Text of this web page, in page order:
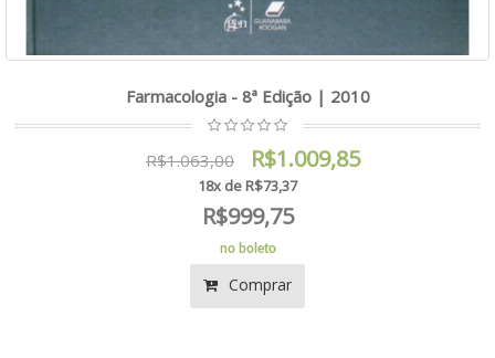
Farmacologia - 8ª Edição | 2010
R$1.063,00 R$1.009,85
18x de R$73,37
R$999,75
no boleto
Comprar